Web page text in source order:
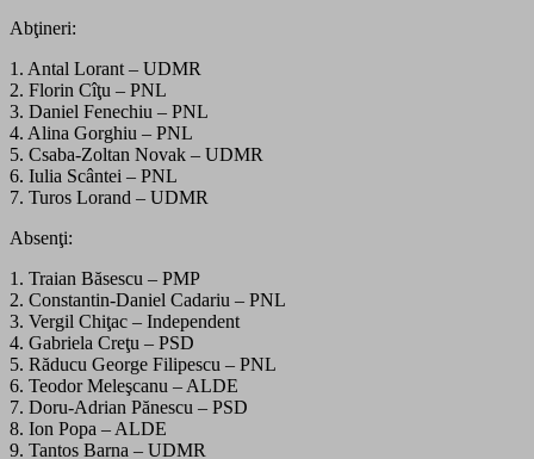
Abţineri:
1. Antal Lorant – UDMR
2. Florin Cîţu – PNL
3. Daniel Fenechiu – PNL
4. Alina Gorghiu – PNL
5. Csaba-Zoltan Novak – UDMR
6. Iulia Scântei – PNL
7. Turos Lorand – UDMR
Absenţi:
1. Traian Băsescu – PMP
2. Constantin-Daniel Cadariu – PNL
3. Vergil Chiţac – Independent
4. Gabriela Creţu – PSD
5. Răducu George Filipescu – PNL
6. Teodor Meleşcanu – ALDE
7. Doru-Adrian Pănescu – PSD
8. Ion Popa – ALDE
9. Tantos Barna – UDMR